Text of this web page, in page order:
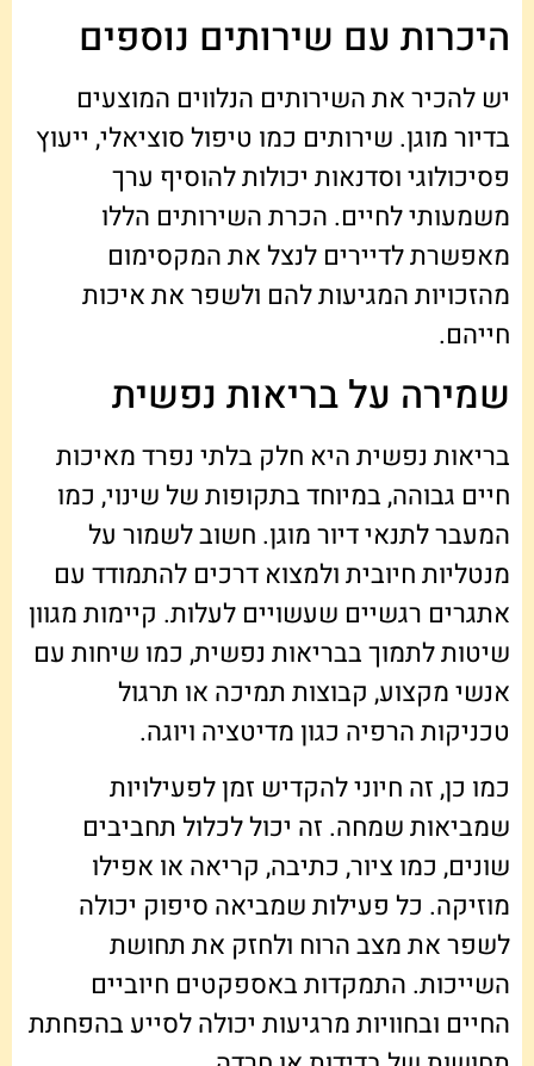
היכרות עם שירותים נוספים
יש להכיר את השירותים הנלווים המוצעים
בדיור מוגן. שירותים כמו טיפול סוציאלי, ייעוץ
פסיכולוגי וסדנאות יכולות להוסיף ערך
משמעותי לחיים. הכרת השירותים הללו
מאפשרת לדיירים לנצל את המקסימום
מהזכויות המגיעות להם ולשפר את איכות
חייהם.
שמירה על בריאות נפשית
בריאות נפשית היא חלק בלתי נפרד מאיכות
חיים גבוהה, במיוחד בתקופות של שינוי, כמו
המעבר לתנאי דיור מוגן. חשוב לשמור על
מנטליות חיובית ולמצוא דרכים להתמודד עם
אתגרים רגשיים שעשויים לעלות. קיימות מגוון
שיטות לתמוך בבריאות נפשית, כמו שיחות עם
אנשי מקצוע, קבוצות תמיכה או תרגול
טכניקות הרפיה כגון מדיטציה ויוגה.
כמו כן, זה חיוני להקדיש זמן לפעילויות
שמביאות שמחה. זה יכול לכלול תחביבים
שונים, כמו ציור, כתיבה, קריאה או אפילו
מוזיקה. כל פעילות שמביאה סיפוק יכולה
לשפר את מצב הרוח ולחזק את תחושת
השייכות. התמקדות באספקטים חיוביים
החיים ובחוויות מרגיעות יכולה לסייע בהפחתת